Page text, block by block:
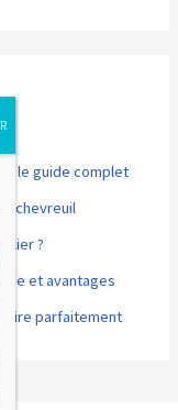
: le guide complet
chevreuil
?
et avantages
parfaitement